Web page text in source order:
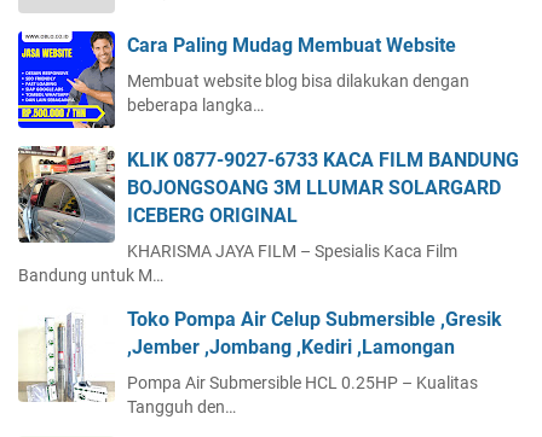
Cara Paling Mudag Membuat Website
Membuat website blog bisa dilakukan dengan
beberapa langka…
KLIK 0877-9027-6733 KACA FILM BANDUNG
BOJONGSOANG 3M LLUMAR SOLARGARD
ICEBERG ORIGINAL
KHARISMA JAYA FILM – Spesialis Kaca Film
Bandung untuk M…
Toko Pompa Air Celup Submersible ,Gresik
,Jember ,Jombang ,Kediri ,Lamongan
Pompa Air Submersible HCL 0.25HP – Kualitas
Tangguh den…